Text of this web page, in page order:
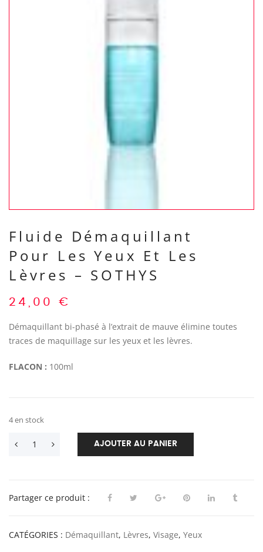
Fluide Démaquillant
Pour Les Yeux Et Les
Lèvres – SOTHYS
24,00 €
Démaquillant bi-phasé à l’extrait de mauve élimine toutes
traces de maquillage sur les yeux et les lèvres.
FLACON : 100ml
4 en stock
AJOUTER AU PANIER
Partager ce produit :
CATÉGORIES : Démaquillant, Lèvres, Visage, Yeux